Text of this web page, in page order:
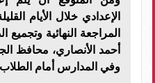
الإعدادي خلال الأيام
المراجعة النهائية وتجميع
أحمد الأنصاري، محافظ
وفي المدارس أمام